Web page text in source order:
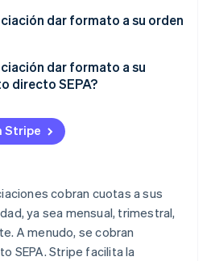
dar formato a su orden
dar formato a su
directo SEPA?
Stripe
cobran cuotas a sus
ya sea mensual, trimestral,
A menudo, se cobran
SEPA. Stripe facilita la